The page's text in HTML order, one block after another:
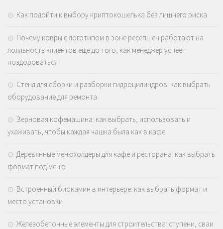
Как подойти к выбору криптокошелька без лишнего риска
Почему ковры с логотипом в зоне ресепшен работают на
лояльность клиентов еще до того, как менеджер успеет
поздороваться
Стенд для сборки и разборки гидроцилиндров: как выбрать
оборудование для ремонта
Зерновая кофемашина: как выбрать, использовать и
ухаживать, чтобы каждая чашка была как в кафе
Деревянные менюхолдеры для кафе и ресторана: как выбрать
формат под меню
Встроенный биокамин в интерьере: как выбрать формат и
место установки
Железобетонные элементы для строительства: ступени, сваи